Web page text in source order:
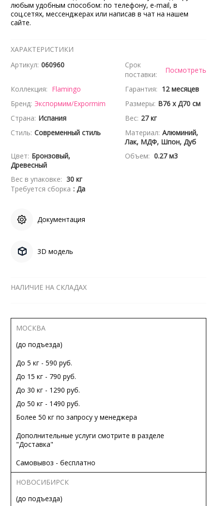
любым удобным способом: по телефону, e-mail, в
соц.сетях, мессенджерах или написав в чат на нашем
сайте.
ХАРАКТЕРИСТИКИ
Артикул: 060960
Срок
поставки:
Посмотреть
Коллекция: Flamingo Гарантия: 12 месяцев
Бренд: Экспормим/Expormim Размеры: В76 x Д70 см
Страна: Испания Вес: 27 кг
Стиль: Современный стиль Материал: Алюминий,
Лак, МДФ, Шпон, Дуб
Цвет: Бронзовый,
Древесный
Объем: 0.27 м3
Вес в упаковке: 30 кг
Требуется сборка : Да
Документация
3D модель
НАЛИЧИЕ НА СКЛАДАХ
МОСКВА
(до подъезда)
До 5 кг - 590 руб.
До 15 кг - 790 руб.
До 30 кг - 1290 руб.
До 50 кг - 1490 руб.
Более 50 кг по запросу у менеджера
Дополнительные услуги смотрите в разделе
"Доставка"
Самовывоз - бесплатно
НОВОСИБИРСК
(до подъезда)